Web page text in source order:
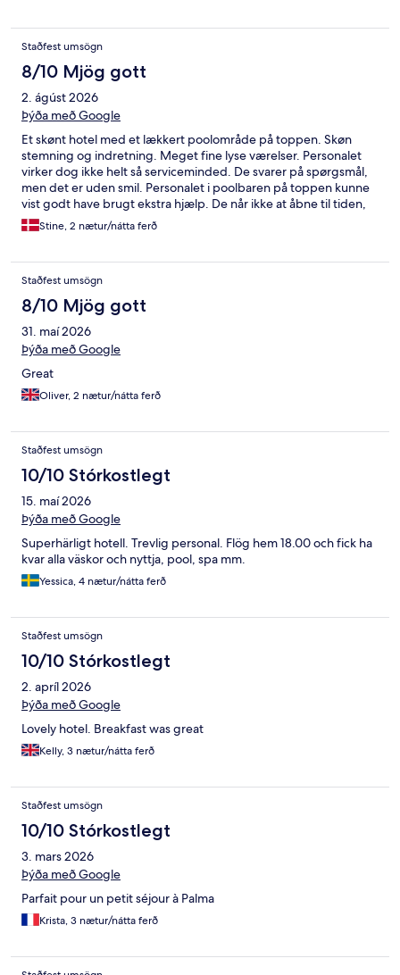
Staðfest umsögn
8/10 Mjög gott
2. ágúst 2026
Þýða með Google
Et skønt hotel med et lækkert poolområde på toppen. Skøn
stemning og indretning. Meget fine lyse værelser. Personalet
virker dog ikke helt så serviceminded. De svarer på spørgsmål,
men det er uden smil. Personalet i poolbaren på toppen kunne
vist godt have brugt ekstra hjælp. De når ikke at åbne til tiden,
virker stressede og der er meget lang ventetid på mad når man
endelig har fået bestilt. Men høj kvalitet ellers på det hele. Og vi
Stine, 2 nætur/nátta ferð
Staðfest umsögn
8/10 Mjög gott
31. maí 2026
Þýða með Google
Great
Oliver, 2 nætur/nátta ferð
Staðfest umsögn
10/10 Stórkostlegt
15. maí 2026
Þýða með Google
Superhärligt hotell. Trevlig personal. Flög hem 18.00 och fick ha
kvar alla väskor och nyttja, pool, spa mm.
Yessica, 4 nætur/nátta ferð
Staðfest umsögn
10/10 Stórkostlegt
2. apríl 2026
Þýða með Google
Lovely hotel. Breakfast was great
Kelly, 3 nætur/nátta ferð
Staðfest umsögn
10/10 Stórkostlegt
3. mars 2026
Þýða með Google
Parfait pour un petit séjour à Palma
Krista, 3 nætur/nátta ferð